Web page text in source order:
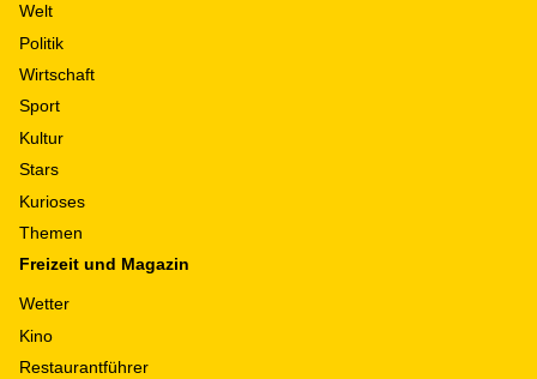
Welt
Politik
Wirtschaft
Sport
Kultur
Stars
Kurioses
Themen
Freizeit und Magazin
Wetter
Kino
Restaurantführer